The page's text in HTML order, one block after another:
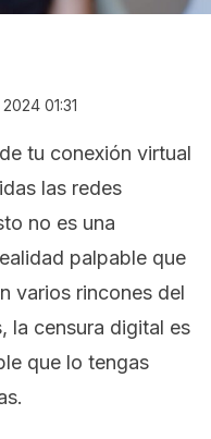
01:31
tu conexión virtual
las redes
no es una
palpable que
varios rincones del
la censura digital es
que lo tengas